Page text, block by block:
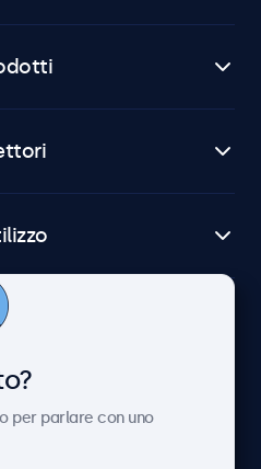
Clienti
per parlare con uno